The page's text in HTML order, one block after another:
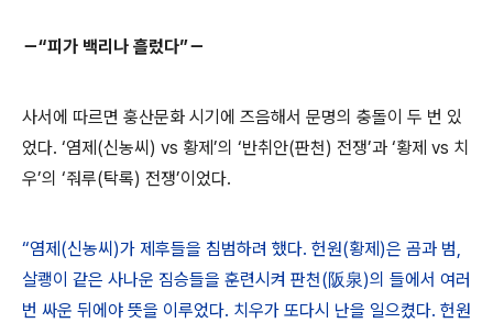
－“피가 백리나 흘렀다”－
사서에 따르면 훙산문화 시기에 즈음해서 문명의 충돌이 두 번 있
었다. ‘염제(신농씨) vs 황제’의 ‘반취안(판천) 전쟁’과 ‘황제 vs 치
우’의 ‘줘루(탁록) 전쟁’이었다.
“염제(신농씨)가 제후들을 침범하려 했다. 헌원(황제)은 곰과 범,
살쾡이 같은 사나운 짐승들을 훈련시켜 판천(阪泉)의 들에서 여러
번 싸운 뒤에야 뜻을 이루었다. 치우가 또다시 난을 일으켰다. 헌원